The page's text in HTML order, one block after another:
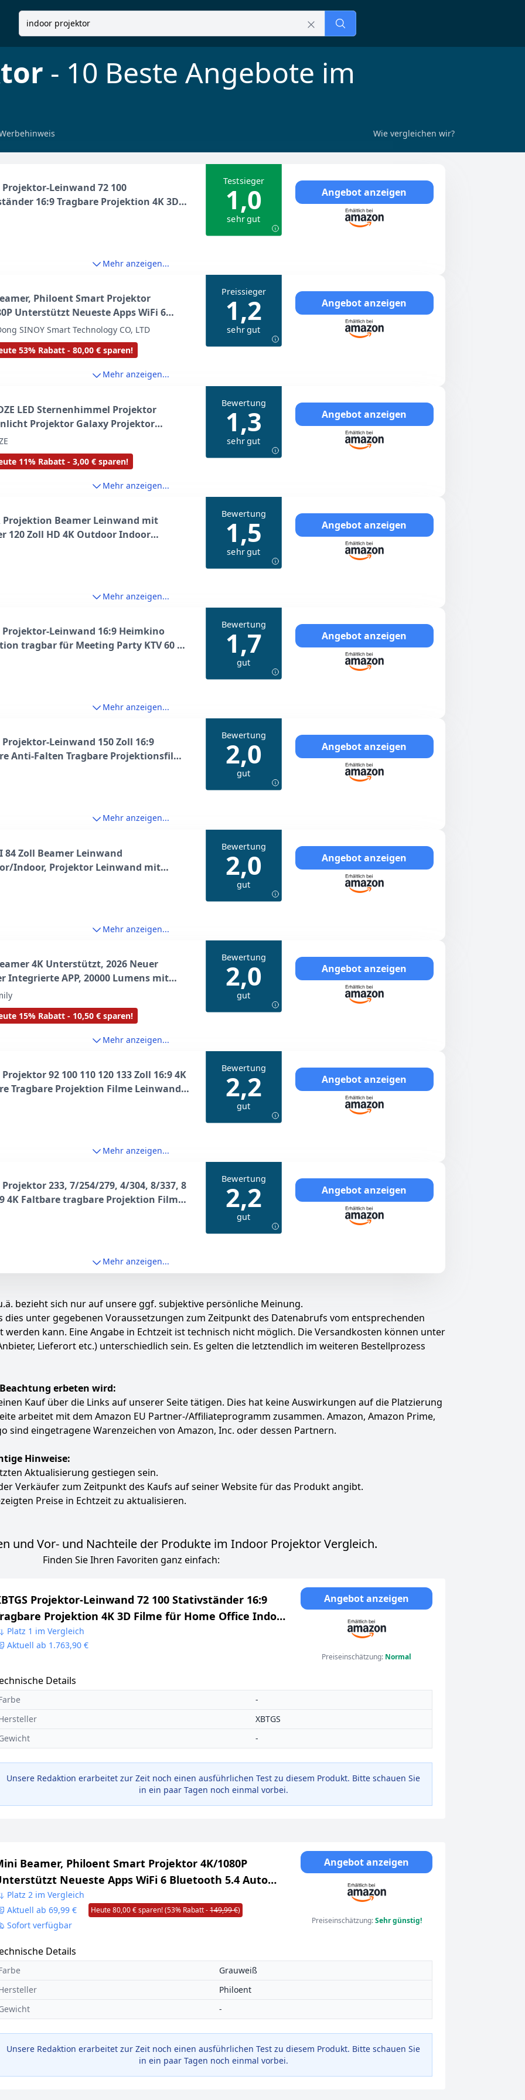
- 10 Beste Angebote im
Wie vergleichen wir?
Projektor-Leinwand 72 100
16:9 Tragbare Projektion 4K 3D
Home Office Indoor Outdoor, 254 cm
Testsieger
1,0
sehr gut
Angebot anzeigen
Mehr anzeigen...
Philoent Smart Projektor
Unterstützt Neueste Apps WiFi 6
5.4 Auto Screen Trapezkorrektur
Rauschen, Ultrakurzdistanzbeamer
Bild im kleinen Raum
SINOY Smart Technology CO, LTD
53% Rabatt - 80,00 € sparen!
Preissieger
1,2
sehr gut
Angebot anzeigen
Mehr anzeigen...
LED Sternenhimmel Projektor
Projektor Galaxy Projektor
Timer Sternenprojektor,
Nachtlicht für Kinder Erwachsene
11% Rabatt - 3,00 € sparen!
Bewertung
1,3
sehr gut
Angebot anzeigen
Mehr anzeigen...
Projektion Beamer Leinwand mit
120 Zoll HD 4K Outdoor Indoor
Screen Schnelles Klappbare Tragbare
Bewertung
1,5
sehr gut
Angebot anzeigen
Mehr anzeigen...
Projektor-Leinwand 16:9 Heimkino
tragbar für Meeting Party KTV 60 72
Zoll, 213, 4 cm
Bewertung
1,7
gut
Angebot anzeigen
Mehr anzeigen...
Projektor-Leinwand 150 Zoll 16:9
Anti-Falten Tragbare Projektionsfilme
Outdoor Indoor
Bewertung
2,0
gut
Angebot anzeigen
Mehr anzeigen...
84 Zoll Beamer Leinwand
Indoor, Projektor Leinwand mit
Hintergrund, Faltenfrei &
Bewertung
2,0
gut
Angebot anzeigen
Mehr anzeigen...
4K Unterstützt, 2026 Neuer
Integrierte APP, 20000 Lumens mit
14, Automatische Trapezkorrektur,
Bluetooth 5.4, 180° Dreh Projektor
Heimkino
15% Rabatt - 10,50 € sparen!
Bewertung
2,0
gut
Angebot anzeigen
Mehr anzeigen...
Projektor 92 100 110 120 133 Zoll 16:9 4K
Tragbare Projektion Filme Leinwand
Outdoor Indoor 127 cm
Bewertung
2,2
gut
Angebot anzeigen
Mehr anzeigen...
Projektor 233, 7/254/279, 4/304, 8/337, 8
4K Faltbare tragbare Projektion Filme
Theater Outdoor Indoor 101, 6 cm
Bewertung
2,2
gut
Angebot anzeigen
Mehr anzeigen...
bezieht sich nur auf unsere ggf. subjektive persönliche Meinung.
unter gegebenen Voraussetzungen zum Zeitpunkt des Datenabrufs vom entsprechenden
kann. Eine Angabe in Echtzeit ist technisch nicht möglich. Die Versandkosten können unter
Lieferort etc.) unterschiedlich sein. Es gelten die letztendlich im weiteren Bestellprozess
erbeten wird:
Kauf über die Links auf unserer Seite tätigen. Dies hat keine Auswirkungen auf die Platzierung
arbeitet mit dem Amazon EU Partner-/Affiliateprogramm zusammen. Amazon, Amazon Prime,
sind eingetragene Warenzeichen von Amazon, Inc. oder dessen Partnern.
Hinweise:
Aktualisierung gestiegen sein.
Verkäufer zum Zeitpunkt des Kaufs auf seiner Website für das Produkt angibt.
Preise in Echtzeit zu aktualisieren.
und Vor- und Nachteile der Produkte im Indoor Projektor Vergleich.
Finden Sie Ihren Favoriten ganz einfach:
Projektor-Leinwand 72 100 Stativständer 16:9
Projektion 4K 3D Filme für Home Office Indoor
254 cm
Platz 1 im Vergleich
Aktuell ab 1.763,90 €
Angebot anzeigen
Preiseinschätzung: Normal
Details
-
XBTGS
-
Unsere Redaktion erarbeitet zur Zeit noch einen ausführlichen Test zu diesem Produkt. Bitte schauen Sie
in ein paar Tagen noch einmal vorbei.
Beamer, Philoent Smart Projektor 4K/1080P
Neueste Apps WiFi 6 Bluetooth 5.4 Auto
Trapezkorrektur Niedriges Rauschen,
bietet großes Bild im kleinen
Platz 2 im Vergleich
Aktuell ab 69,99 €
Heute 80,00 € sparen! (53% Rabatt -149,99 €)
Sofort verfügbar
Angebot anzeigen
Preiseinschätzung:Sehr günstig!
Details
Grauweiß
Philoent
-
Unsere Redaktion erarbeitet zur Zeit noch einen ausführlichen Test zu diesem Produkt. Bitte schauen Sie
in ein paar Tagen noch einmal vorbei.